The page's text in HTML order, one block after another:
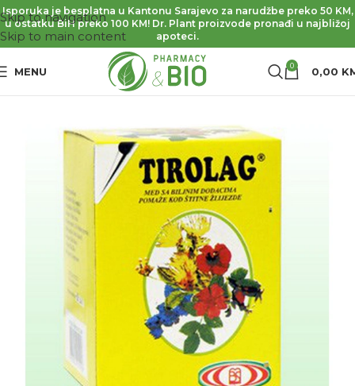
Skip to navigation
Skip to main content
Isporuka je besplatna u Kantonu Sarajevo za narudžbe preko 50 KM,
u ostatku BiH preko 100 KM! Dr. Plant proizvode pronađi u najbližoj
apoteci.
MENU 0 0,00